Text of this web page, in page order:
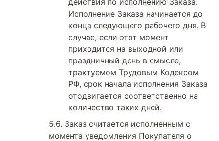
действия по исполнению Заказа.
Исполнение Заказа начинается до
конца следующего рабочего дня. В
случае, если этот момент
приходится на выходной или
праздничный день в смысле,
трактуемом Трудовым Кодексом
РФ, срок начала исполнения Заказа
отодвигается соответственно на
количество таких дней.
Заказ считается исполненным с
момента уведомления Покупателя о